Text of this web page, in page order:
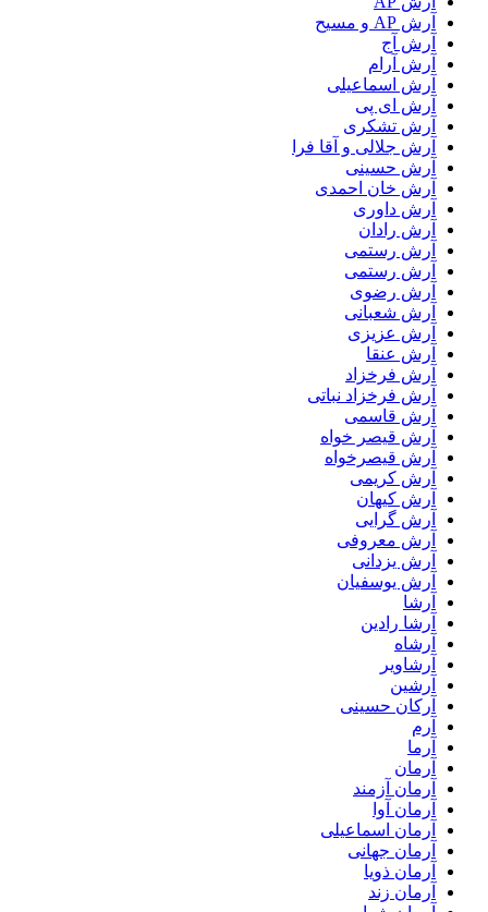
آرش AP و مسیح
آرش آج
آرش آرام
آرش اسماعیلی
آرش ای پی
آرش تشکری
آرش جلالی و آقا فرا
آرش حسینی
آرش خان احمدی
آرش داوری
آرش رادان
آرش رستمى
آرش رستمی
آرش رضوی
آرش شعبانی
آرش عزیزی
آرش عنقا
آرش فرخزاد
آرش فرخزاد نباتی
آرش قاسمی
آرش قیصر خواه
آرش قیصرخواه
آرش کریمی
آرش کیهان
آرش گرایی
آرش معروفی
آرش یزدانی
آرش یوسفیان
آرشا
آرشا رادین
آرشاه
آرشاویر
آرشین
آرکان حسینی
آرم
آرما
آرمان
آرمان آزمند
آرمان آوا
آرمان اسماعیلی
آرمان جهانی
آرمان ذویا
آرمان زند